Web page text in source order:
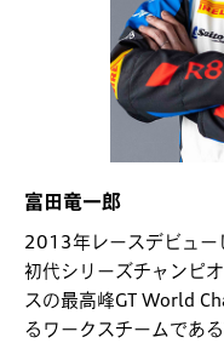
富田竜一郎
2013年レースデビュー
初代シリーズチャンピ
スの最高峰GT World
るワークスチームであ